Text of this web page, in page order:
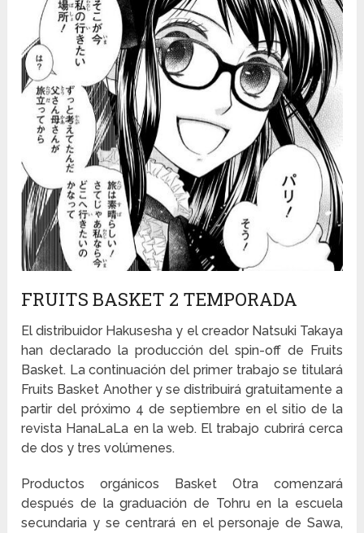
FRUITS BASKET 2 TEMPORADA
El distribuidor Hakusesha y el creador Natsuki Takaya
han declarado la producción del spin-off de Fruits
Basket. La continuación del primer trabajo se titulará
Fruits Basket Another y se distribuirá gratuitamente a
partir del próximo 4 de septiembre en el sitio de la
revista HanaLaLa en la web. El trabajo cubrirá cerca
de dos y tres volúmenes.
Productos orgánicos Basket Otra comenzará
después de la graduación de Tohru en la escuela
secundaria y se centrará en el personaje de Sawa,